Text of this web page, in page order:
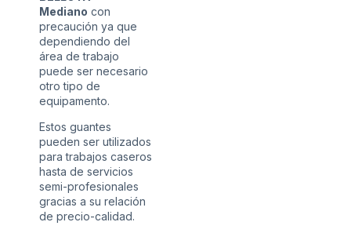
Mediano con
precaución ya que
dependiendo del
área de trabajo
puede ser necesario
otro tipo de
equipamento.
Estos guantes
pueden ser utilizados
para trabajos caseros
hasta de servicios
semi-profesionales
gracias a su relación
de precio-calidad.